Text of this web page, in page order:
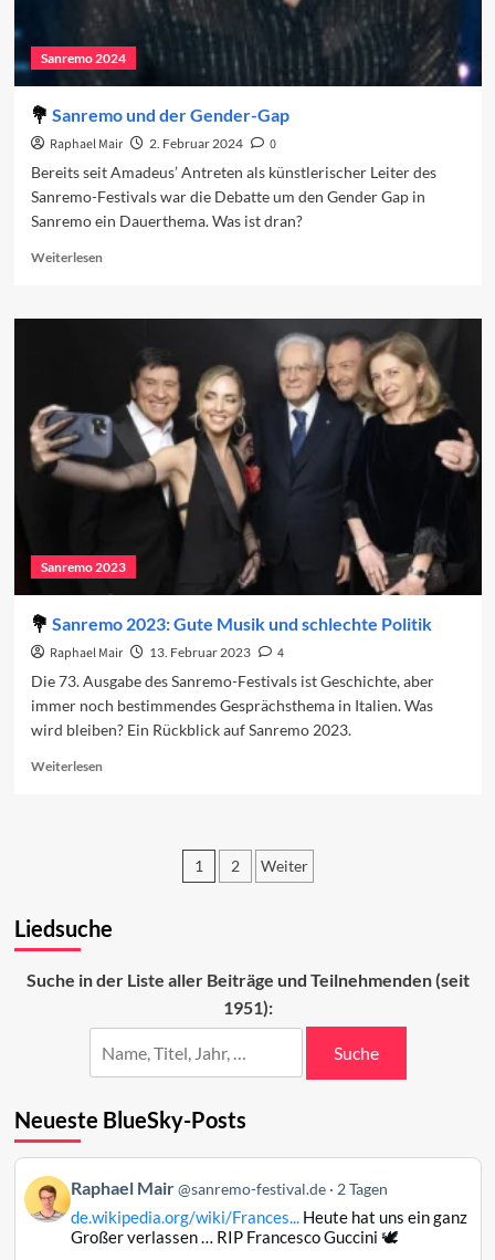
Sanremo 2024
Sanremo und der Gender-Gap
Raphael Mair 2. Februar 2024
0
Bereits seit Amadeus’ Antreten als künstlerischer Leiter des
Sanremo-Festivals war die Debatte um den Gender Gap in
Sanremo ein Dauerthema. Was ist dran?
WeiterlesenRead
Sanremo
Gender-
Gap
Sanremo 2023
Sanremo 2023: Gute Musik und schlechte Politik
Raphael Mair 13. Februar 2023
4
Die 73. Ausgabe des Sanremo-Festivals ist Geschichte, aber
immer noch bestimmendes Gesprächsthema in Italien. Was
wird bleiben? Ein Rückblick auf Sanremo 2023.
WeiterlesenRead
schlechte
Beiträge
1 2 Weiter
Liedsuche
Suche in der Liste aller Beiträge und Teilnehmenden (seit
1951):
Suche
Neueste BlueSky-Posts
Beitrag
von
Raphael
Raphael Mair @sanremo-festival.de 2 Tagen
de.wikipedia.org/wiki/Frances...Heute hat uns ein ganz
Großer verlassen … RIP Francesco Guccini 🕊️